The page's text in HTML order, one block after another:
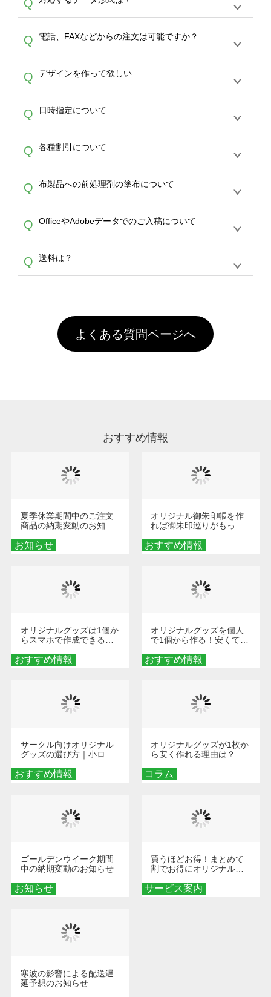
生産にて承っております。デザインツールから
デザインの作成から決済まで完了できます。
30枚以上やシルク印刷など、大口注文の場合
は、サポートが担当するエコバッグコンシェル
やタンブラーコンシェルをご利用ください。製
作する数量が多ければ多いほど、オンデマンド
サービスよりも低価格で製作することが可能で
す。
Q
A
ドできるデータ形式は、JPG / PNG / AI / PSD /
PDF 形式になります。データの最大サイズ
写真などもアップロード可能です。使用できな
い画像はエラーになります。（※ Illustratorか
らの直接入稿には対応していません。AIで保存
し、デザインツールからアップロードして下さ
い）
Q 電話、FAXなどからの注文は可能ですか？
A
文のみ受け付けております。30個以上のご製
作をお考えの方は、サポートが担当するエコバ
スをご利用頂ければ、電話やFAX、メールなど
でご注文が可能です。
Q デザインを作って欲しい
A
を作って欲しい。などの場合は、製作数量が
30個以上であれば、サポート担当が、デザイ
バッグコンシェル
サー
ビスをご利用ください。(※ 30個以下の場合
は、デザインツールをご利用ください)
Q 日時指定について
A
ん。発送後18時以降に配送業者・伝票番号を
メールでお知らせいたしますので、直接配送業
者にご連絡いただき調整をお願い致します。
Q 各種割引について
A
カート内で自動的に割引(最大50%)が適用され
ます。 【付与ポイント】購入金額の1％が1ポ
イントとして付与され、次回ご注文時に1ポイ
ント＝1円としてお使いいただけます。ポイン
トは発送完了の翌日に付与され、次回ご注文時
からご利用頂けます。ポイントの有効期限は一
年間です。【会員ランク】過去10カ月のご注
文回数により会員ランク割引(最大5%)が適用
頂いても、ログインがされていなければ、ラン
クにカウントがされません。
Q 布製品への前処理剤の塗布について
A
意点（前処理剤）】カラー生地（Tシャツのホ
ワイト、トートバッグのナチュラル、ホワイト
といって、プリントを定着させるための処理剤
を塗布しており、短納期・低価格で商品をお届
害な性質で、水洗いで落とすことが可能です。
お手数ですが、お客様ご自身にて着用前に落と
していただけますようお願いいたします。※1
通常注文・直送機能でのご注文に関わらず、前
Q OfficeやAdobeデータでのご入稿について
A
ません。いずれのデータも該当デザインのみ画
像(JPEG,PNG,GIF,PDF)に変換、またはAdobe
Q 送料は？
引」などによるお値引きで4,000円未満になる
場合は送料がかかりますので、ご注意くださ
い。
よくある質問ページへ
おすすめ情報
お知らせ
夏季休業期間中のご注文
商品の納期変動のお知ら
おすすめ情報
オリジナル御朱印帳を作
れば御朱印巡りがもっと
ダーメイドする魅力と選
び方
おすすめ情報
オリジナルグッズは1個か
らスマホで作成できる！
くなる巾着＆ポーチ活用
術
おすすめ情報
オリジナルグッズを個人
で1個から作る！安くて簡
秘訣
おすすめ情報
サークル向けオリジナル
グッズの選び方｜小ロッ
める秘訣
コラム
オリジナルグッズが1枚か
ら安く作れる理由は？オ
とメリットを解説
お知らせ
ゴールデンウイーク期間
中の納期変動のお知らせ
サービス案内
買うほどお得！まとめて
割でお得にオリジナルグ
寒波の影響による配送遅
延予想のお知らせ